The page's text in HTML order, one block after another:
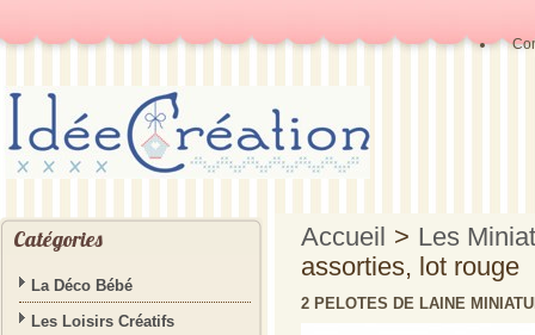
Catégories
La Déco Bébé
Les Loisirs Créatifs
Accueil > Les
assorties, lot rouge
2 PELOTES DE LAINE